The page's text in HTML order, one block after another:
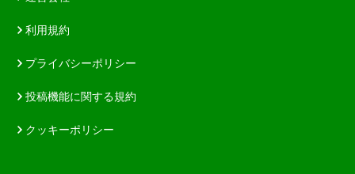
利用規約
プライバシーポリシー
投稿機能に関する規約
クッキーポリシー